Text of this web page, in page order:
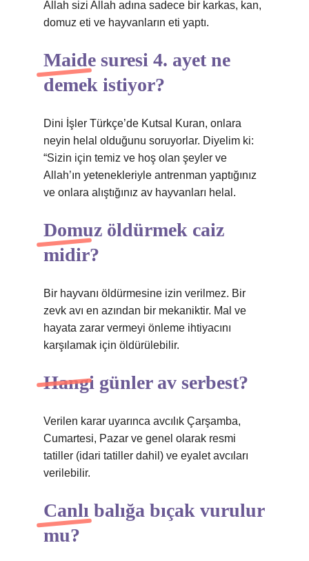
Allah sizi Allah adına sadece bir karkas, kan,
domuz eti ve hayvanların eti yaptı.
Maide suresi 4. ayet ne
demek istiyor?
Dini İşler Türkçe’de Kutsal Kuran, onlara
neyin helal olduğunu soruyorlar. Diyelim ki:
“Sizin için temiz ve hoş olan şeyler ve
Allah’ın yetenekleriyle antrenman yaptığınız
ve onlara alıştığınız av hayvanları helal.
Domuz öldürmek caiz
midir?
Bir hayvanı öldürmesine izin verilmez. Bir
zevk avı en azından bir mekaniktir. Mal ve
hayata zarar vermeyi önleme ihtiyacını
karşılamak için öldürülebilir.
Hangi günler av serbest?
Verilen karar uyarınca avcılık Çarşamba,
Cumartesi, Pazar ve genel olarak resmi
tatiller (idari tatiller dahil) ve eyalet avcıları
verilebilir.
Canlı balığa bıçak vurulur
mu?